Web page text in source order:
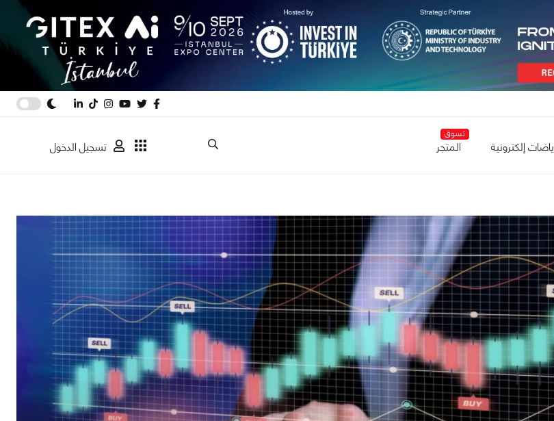
إلكترونية
تسوق
المتجر تسجيل الدخول